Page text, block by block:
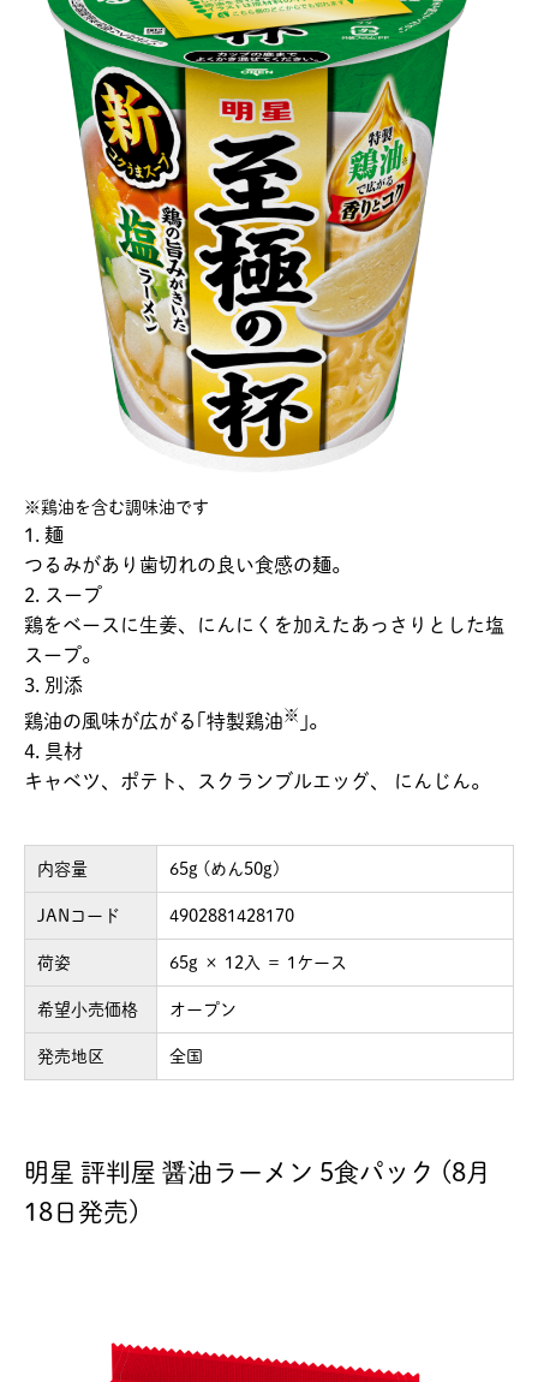
※鶏油を含む調味油です
1. 麺
つるみがあり歯切れの良い食感の麺。
2. スープ
鶏をベースに生姜、にんにくを加えたあっさりとした塩
スープ。
3. 別添
鶏油の風味が広がる｢特製鶏油※ ｣。
4. 具材
キャベツ、ポテト、スクランブルエッグ、 にんじん。
内容量 65g (めん50g)
JANコード 4902881428170
荷姿 65g × 12入 ＝ 1ケース
希望小売価格 オープン
発売地区 全国
明星 評判屋 醤油ラーメン 5食パック (8月
18日発売)